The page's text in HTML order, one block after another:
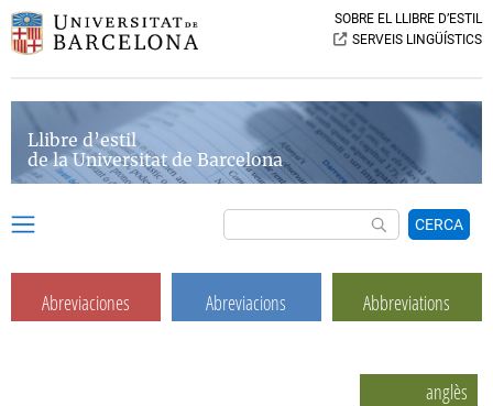
SOBRE EL LLIBRE D’ESTIL
SERVEIS LINGÜÍSTICS
Llibre d’estil
de la Universitat de Barcelona
CERCA
Abreviaciones Abreviacions Abbreviations
anglès